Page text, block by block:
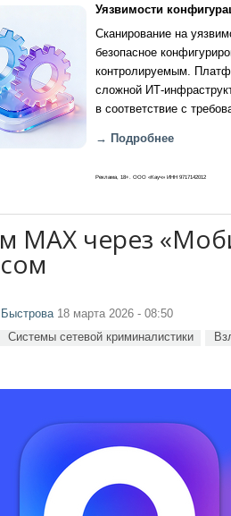
Уязвимости
Сканирование на
безопасное
контролируемым.
сложной ИТ-
в соответствие с
→ Подробнее
Реклама, 18+. ООО «Кауч» ИНН 9717142012
MAX через
Быстрова18 марта 2026 - 08:50
Системы сетевой криминалистики